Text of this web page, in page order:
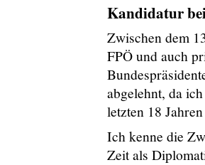
Kandidatur
Zwischen dem
FPÖ und auch
abgelehnt, da
letzten 18
Ich kenne die
Zeit als